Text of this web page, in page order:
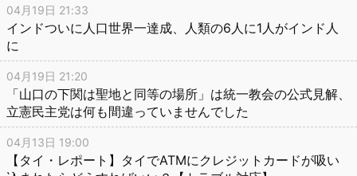
04月19日 21:33
インドついに人口世界一達成、人類の6人に1人がインド人
に
04月19日 21:20
「山口の下関は聖地と同等の場所」は統一教会の公式見解、
立憲民主党は何も間違っていませんでした
04月13日 19:00
【タイ・レポート】タイでATMにクレジットカードが吸い